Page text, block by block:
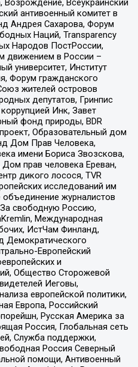
Возрождение, Всеукраинский
антивоенный комитет в
Андрея Сахарова, Форум
Наций, Transparеncy
Народов ПостРоссии,
движением в России –
университет, Институт
Форум гражданского
жителей островов
депутатов, Гринпис
Инк, Завет
фонд природы, BDR
Образовательный дом
Дом Прав Человека,
имени Бориса Звозскова,
прав человека Ереван,
дикого лосося, TVR
исследований им
журналистов
свободную Россию,
Международная
ИстЧам Финланд,
Демократического
Европейский
и
Общество Сторожевой
Иеговы,
европейской политики,
Европа, Российский
Русская Америка за
Россия, Глобальная сеть
Служба поддержки,
Россия Северный
помощи, Антивоенный